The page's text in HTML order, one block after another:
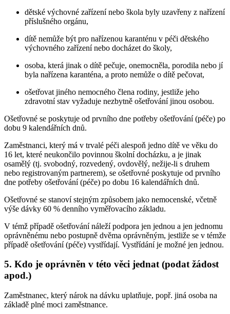
dětské výchovné zařízení nebo škola byly uzavřeny z nařízení
příslušného orgánu,
dítě nemůže být pro nařízenou karanténu v péči dětského
výchovného zařízení nebo docházet do školy,
osoba, která jinak o dítě pečuje, onemocněla, porodila nebo jí
byla nařízena karanténa, a proto nemůže o dítě pečovat,
ošetřovat jiného nemocného člena rodiny, jestliže jeho
zdravotní stav vyžaduje nezbytně ošetřování jinou osobou.
Ošetřovné se poskytuje od prvního dne potřeby ošetřování (péče) po
dobu 9 kalendářních dnů.
Zaměstnanci, který má v trvalé péči alespoň jedno dítě ve věku do
16 let, které neukončilo povinnou školní docházku, a je jinak
osamělý (tj. svobodný, rozvedený, ovdovělý, nežije-li s druhem
nebo registrovaným partnerem), se ošetřovné poskytuje od prvního
dne potřeby ošetřování (péče) po dobu 16 kalendářních dnů.
Ošetřovné se stanoví stejným způsobem jako nemocenské, včetně
výše dávky 60 % denního vyměřovacího základu.
V témž případě ošetřování náleží podpora jen jednou a jen jednomu
oprávněnému nebo postupně dvěma oprávněným, jestliže se v témže
případě ošetřování (péče) vystřídají. Vystřídání je možné jen jednou.
5. Kdo je oprávněn v této věci jednat (podat žádost
apod.)
Zaměstnanec, který nárok na dávku uplatňuje, popř. jiná osoba na
základě plné moci zaměstnance.